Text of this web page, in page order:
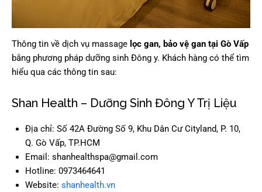
Thông tin về dịch vụ massage lọc gan, bảo vệ gan tại Gò Vấp
bằng phương pháp dưỡng sinh Đông y. Khách hàng có thể tìm
hiểu qua các thông tin sau:
Shan Health – Dưỡng Sinh Đông Y Trị Liệu
Địa chỉ: Số 42A Đường Số 9, Khu Dân Cư Cityland, P. 10,
Q. Gò Vấp, TP.HCM
Email: shanhealthspa@gmail.com
Hotline: 0973464641
Website: shanhealth.vn